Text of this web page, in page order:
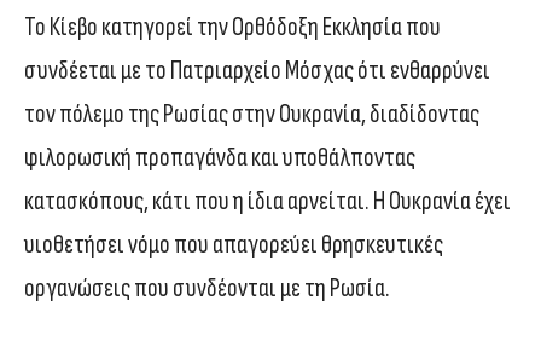
Το Κίεβο κατηγορεί την Ορθόδοξη Εκκλησία που
συνδέεται με το Πατριαρχείο Μόσχας ότι ενθαρρύνει
τον πόλεμο της Ρωσίας στην Ουκρανία, διαδίδοντας
φιλορωσική προπαγάνδα και υποθάλποντας
κατασκόπους, κάτι που η ίδια αρνείται. Η Ουκρανία έχει
υιοθετήσει νόμο που απαγορεύει θρησκευτικές
οργανώσεις που συνδέονται με τη Ρωσία.